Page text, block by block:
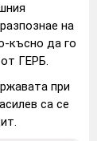
на
късно да го
ГЕРБ.
при
са се